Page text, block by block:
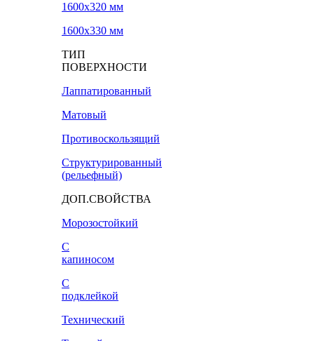
1600х320 мм
1600х330 мм
ТИП
ПОВЕРХНОСТИ
Лаппатированный
Матовый
Противоскользящий
Структурированный
(рельефный)
ДОП.СВОЙСТВА
Морозостойкий
С
капиносом
С
подклейкой
Технический